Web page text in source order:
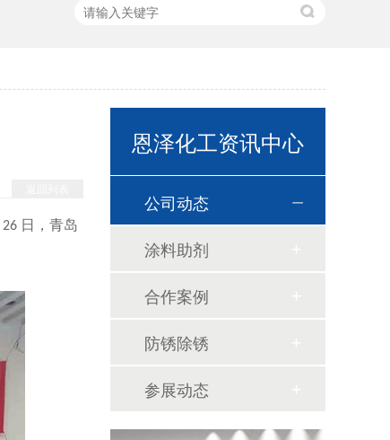
26 日，青岛
恩泽化工资讯中心
公司动态
涂料助剂
合作案例
防锈除锈
参展动态